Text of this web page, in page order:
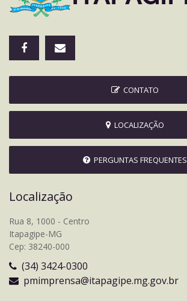
CONTATO
LOCALIZAÇÃO
PERGUNTAS FREQUENTES
Localização
Rua 8, 1000 - Centro
Itapagipe-MG
Cep: 38240-000
(34) 3424-0300
pmimprensa@itapagipe.mg.gov.br